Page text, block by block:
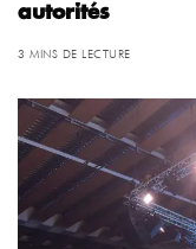
autorités
3 MINS DE LECTURE